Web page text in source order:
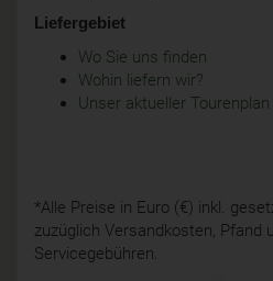
Liefergebiet
Wo Sie uns finden
Wohin liefern wir?
Unser aktueller Tourenplan
*Alle Preise in Euro (€) inkl.
zuzüglich Versandkosten, Pfand
Servicegebühren.